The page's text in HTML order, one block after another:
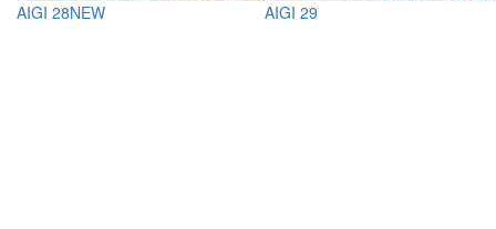
AIGI 28NEW AIGI 29